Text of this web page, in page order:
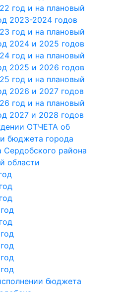
год и на плановый
2023-2024 годов
год и на плановый
2024 и 2025 годов
год и на плановый
2025 и 2026 годов
год и на плановый
2026 и 2027 годов
год и на плановый
2027 и 2028 годов
ОТЧЕТА об
бюджета города
Сердобского района
области
бюджета